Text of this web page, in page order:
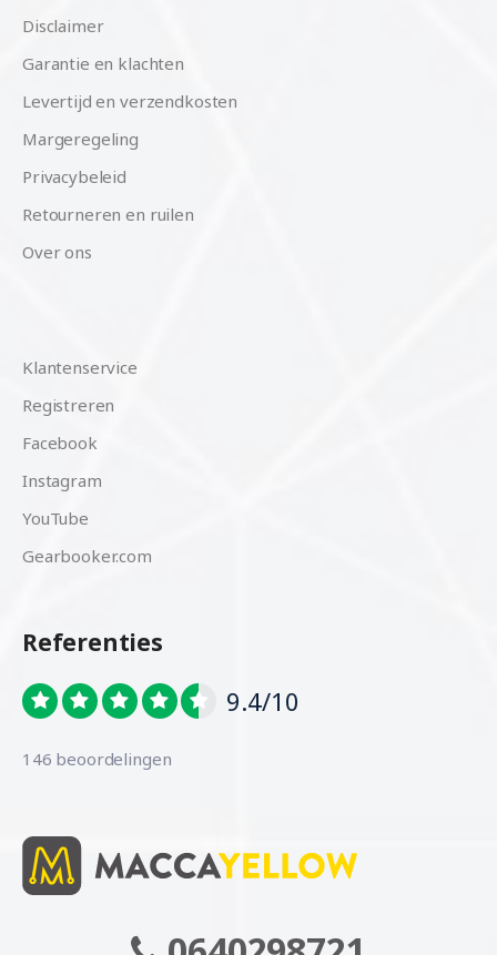
Disclaimer
Garantie en klachten
Levertijd en verzendkosten
Margeregeling
Privacybeleid
Retourneren en ruilen
Over ons
Klantenservice
Registreren
Facebook
Instagram
YouTube
Gearbooker.com
Referenties
9.4/10
146 beoordelingen